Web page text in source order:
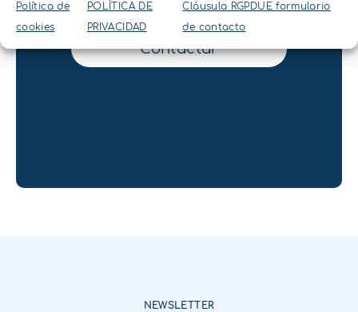
Política de
cookies
POLÍTICA DE
PRIVACIDAD
Cláusula RGPDUE formulario
de contacto
nosotros
Contactar
NEWSLETTER